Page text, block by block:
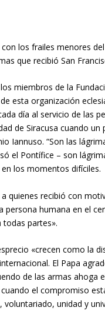
los frailes menores
que recibió San
miembros de la
esta organización
día al servicio de las
de Siracusa cuando
Iannuso. “Son las
el Pontífice – son
los momentos difíciles.
quienes recibió con
persona humana en el
partes».
«crecen como la
El Papa
de las armas ahoga
el compromiso
unidad y